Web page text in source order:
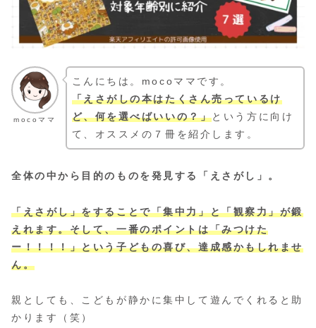
mocoママ
こんにちは。mocoママです。
「えさがしの本はたくさん売っているけ
ど、何を選べばいいの？」という方に向け
て、オススメの７冊を紹介します。
全体の中から目的のものを発見する「えさがし」。
「えさがし」をすることで「集中力」と「観察力」が鍛
えれます。そして、一番のポイントは「みつけた
ー！！！！」という子どもの喜び、達成感かもしれませ
ん。
親としても、こどもが静かに集中して遊んでくれると助
かります（笑）